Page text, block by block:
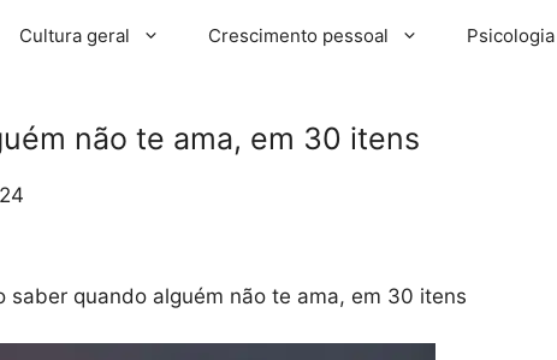
Cultura geral Crescimento pessoal Psicologia
não te ama, em 30 itens
saber quando alguém não te ama, em 30 itens